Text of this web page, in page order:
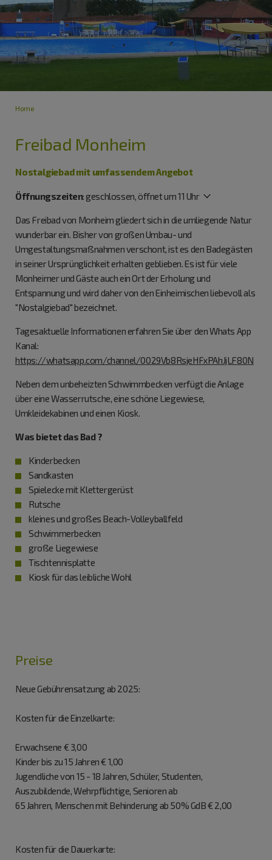
Home
Freibad Monheim
Nostalgiebad mit umfassendem Angebot
Öffnungszeiten:geschlossen, öffnet um 11 Uhr
Das Freibad von Monheim gliedert sich in die umliegende Natur
wunderbar ein. Bisher von großen Umbau- und
Umgestaltungsmaßnahmen verschont, ist es den Badegästen
in seiner Ursprünglichkeit erhalten geblieben. Es ist für viele
Monheimer und Gäste auch ein Ort der Erholung und
Entspannung und wird daher von den Einheimischen liebevoll als
"Nostalgiebad" bezeichnet.
Tagesaktuelle Informationen erfahren Sie über den Whats App
Kanal:
https://whatsapp.com/channel/0029Vb8RsjeHFxPAhJjLF80N
Neben dem unbeheizten Schwimmbecken verfügt die Anlage
über eine Wasserrutsche, eine schöne Liegewiese,
Umkleidekabinen und einen Kiosk.
Was bietet das Bad ?
Kinderbecken
Sandkasten
Spielecke mit Klettergerüst
Rutsche
kleines und großes Beach-Volleyballfeld
Schwimmerbecken
große Liegewiese
Tischtennisplatte
Kiosk für das leibliche Wohl
Preise
Neue Gebührensatzung ab 2025:
Kosten für die Einzelkarte:
Erwachsene € 3,00
Kinder bis zu 15 Jahren € 1,00
Jugendliche von 15 - 18 Jahren, Schüler, Studenten,
Auszubildende, Wehrpflichtige, Senioren ab
65 Jahren, Menschen mit Behinderung ab 50% GdB € 2,00
Kosten für die Dauerkarte: